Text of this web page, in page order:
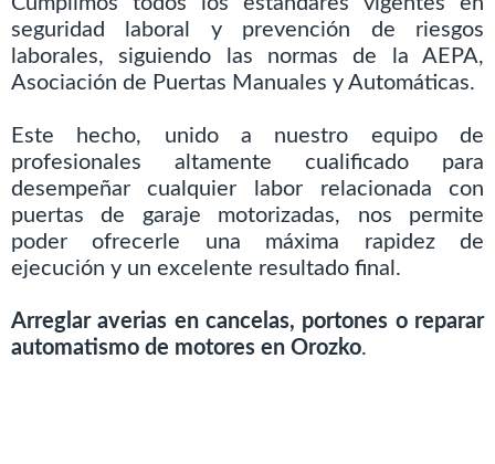
seguridad laboral y prevención de riesgos
laborales, siguiendo las normas de la AEPA,
Asociación de Puertas Manuales y Automáticas.
Este hecho, unido a nuestro equipo de
profesionales altamente cualificado para
desempeñar cualquier labor relacionada con
puertas de garaje motorizadas, nos permite
poder ofrecerle una máxima rapidez de
ejecución y un excelente resultado final.
Arreglar averias en cancelas, portones o reparar
automatismo de motores en Orozko.